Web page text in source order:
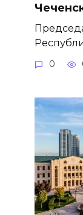
0